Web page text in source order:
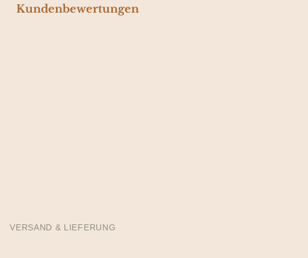
Kundenbewertungen
VERSAND & LIEFERUNG